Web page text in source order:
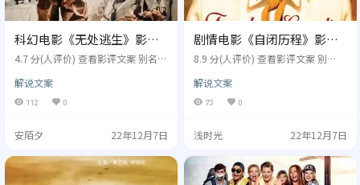
科幻电影《无处逃生》影视
解说文案/片源
4.7 分(人评价) 查看影评文案 别名：
Containment 导演: Neil Mcenery-W
est 演员: Louise Brealey,Lee Ross,A
ndrew Leung 类型:科幻,惊悚,恐怖
一早醒來發現家中停水停電，門窗
門的馬克，看著樓下有多名身穿橘
色防護衣的人…
解说文案
112 0
安陌夕 22年12月7日
剧情电影《自闭历程》影视
解说文案/片源
8.9 分(人评价) 查看影评文案 别
丹妮丝 / 朱莉娅奥蒙德 / 凯瑟琳欧哈
拉 / 大卫斯特雷泽恩 / Barry Tubb
类型:剧情 / 传记 制片国家/地区:美
闭症的美国动物科学家、畜牧学博
aire Danes饰）的个人自传改编而
成，讲述天宝与众不同的成长经
解说文案
73 0
浅时光 22年12月7日